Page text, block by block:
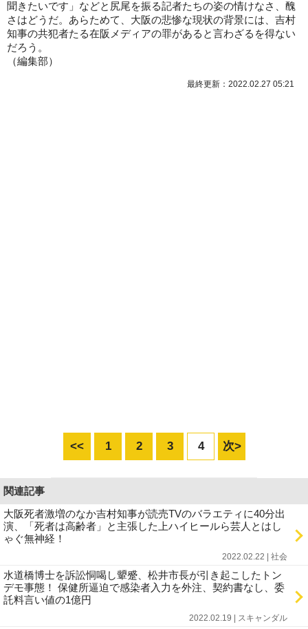
聞きたいです」などと尻尾を振る記者たちの姿の情けなさ、醜
さはどうだ。あらためて、大阪の悲惨な現状の背景には、吉村
知事の共犯者たる在阪メディアの罪があると言わざるを得ない
だろう。
（編集部）
最終更新：2022.02.27 05:21
<< 1 2 3 4 次>
関連記事
大阪死者激増のなか吉村知事が読売TVのバラエティに40分出
演、「死者は高齢者」と主張した上ハイヒールら芸人とはし
ゃぐ無神経！
2022.02.22 | 社会
水道橋博士を訴訟恫喝し顰蹙、松井市長が引き起こしたトン
デモ事態！ 保健所逼迫で感染者入力を外注、契約書なし、委
託料言い値の1億円
2022.02.19 | スキャンダル